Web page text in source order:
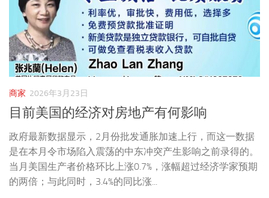
商家 2026年3月23日
目前美国的经济对房地产有何影响
政府最新数据显示，2月份批发通胀加速上行，而这一数据
是在本月令市场陷入震荡的中东冲突产生影响之前录得的。
当月美国生产者价格环比上涨0.7%，涨幅超过经济学家预期
的两倍；与此同时，3.4%的同比涨...